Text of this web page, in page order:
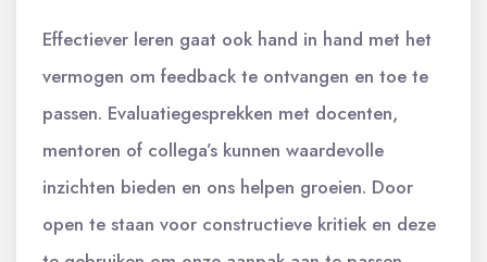
Effectiever leren gaat ook hand in hand met het
vermogen om feedback te ontvangen en toe te
passen. Evaluatiegesprekken met docenten,
mentoren of collega’s kunnen waardevolle
inzichten bieden en ons helpen groeien. Door
open te staan voor constructieve kritiek en deze